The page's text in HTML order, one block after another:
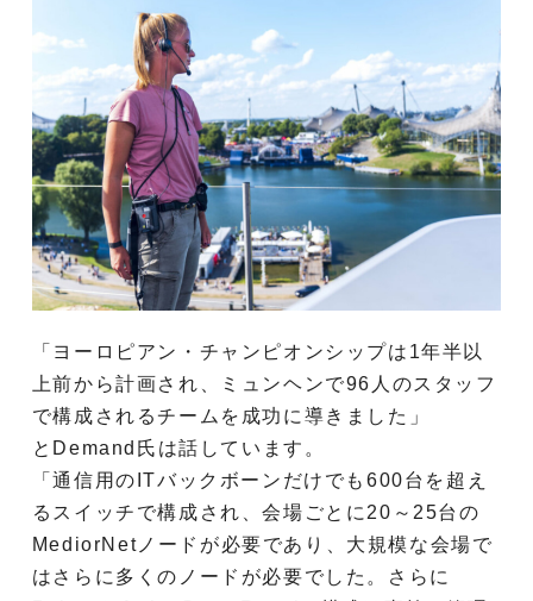
「ヨーロピアン・チャンピオンシップは1年半以
上前から計画され、ミュンヘンで96人のスタッフ
で構成されるチームを成功に導きました」
とDemand氏は話しています。
「通信用のITバックボーンだけでも600台を超え
るスイッチで構成され、会場ごとに20～25台の
MediorNetノードが必要であり、大規模な会場で
はさらに多くのノードが必要でした。さらに